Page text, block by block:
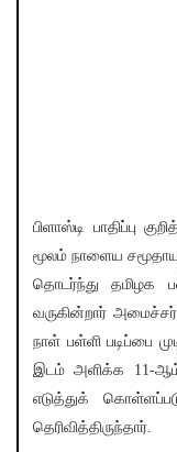
பிளாஸ்டி பாதிப்பு
மூலம் நாளைய
தொடர்ந்து தமிழக
வருகின்றார்
நாள் பள்ளி படிப்பை
இடம் அளிக்க 11-ஆம்
எடுத்துக்
தெரிவித்திருந்தார்.